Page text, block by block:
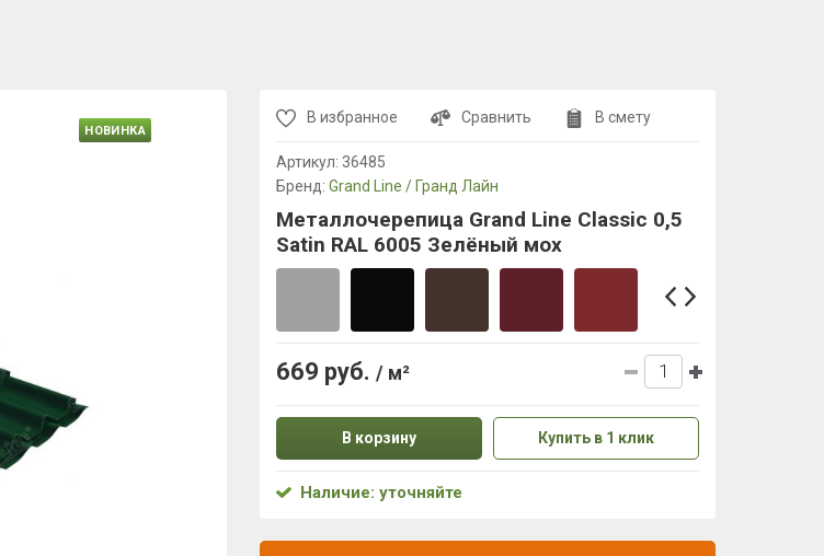
НОВИНКА
В избранное Сравнить В смету
Артикул: 36485
Бренд: Grand Line / Гранд Лайн
Металлочерепица Grand Line Classic 0,5
Satin RAL 6005 Зелёный мох
669 руб. / м²
В корзину Купить в 1 клик
Наличие: уточняйте